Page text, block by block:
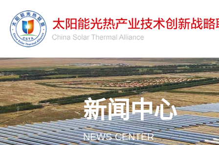
新闻中心
NEWS CENTER